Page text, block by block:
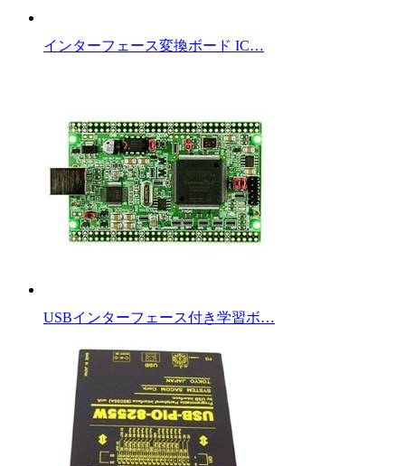
インターフェース変換ボード IC…
USBインターフェース付き学習ボ…